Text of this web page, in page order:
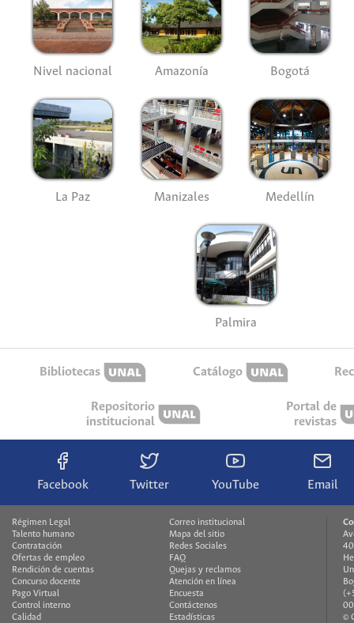
Nivel nacional Amazonía Bogotá
La Paz Manizales Medellín
Palmira
Bibliotecas Catálogo
Repositorio
institucional
Portal de
revistas
Facebook Twitter YouTube Email
Régimen Legal
Talento humano
Contratación
Ofertas de empleo
Rendición de cuentas
Concurso docente
Pago Virtual
Control interno
Calidad
Correo institucional
Mapa del sitio
Redes Sociales
FAQ
Quejas y reclamos
Atención en línea
Encuesta
Contáctenos
Estadísticas
©